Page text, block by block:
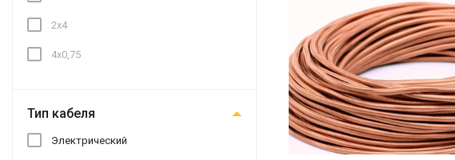
2x4
4x0,75
Тип кабеля
Электрический